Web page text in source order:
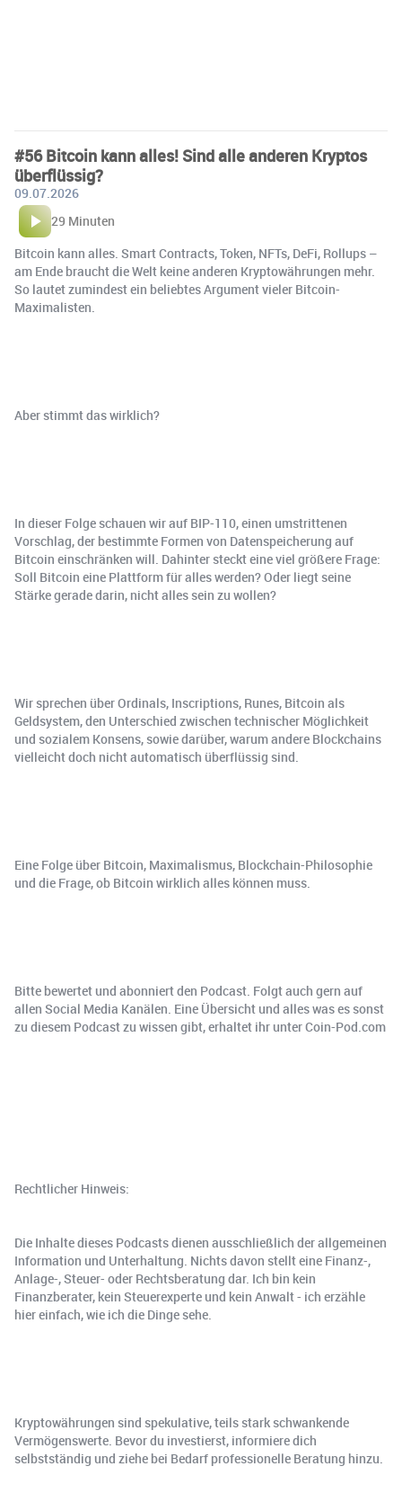
#56 Bitcoin kann alles! Sind alle anderen Kryptos
überflüssig?
09.07.2026
29 Minuten
Bitcoin kann alles. Smart Contracts, Token, NFTs, DeFi, Rollups –
am Ende braucht die Welt keine anderen Kryptowährungen mehr.
So lautet zumindest ein beliebtes Argument vieler Bitcoin-
Maximalisten.
Aber stimmt das wirklich?
In dieser Folge schauen wir auf BIP-110, einen umstrittenen
Vorschlag, der bestimmte Formen von Datenspeicherung auf
Bitcoin einschränken will. Dahinter steckt eine viel größere Frage:
Soll Bitcoin eine Plattform für alles werden? Oder liegt seine
Stärke gerade darin, nicht alles sein zu wollen?
Wir sprechen über Ordinals, Inscriptions, Runes, Bitcoin als
Geldsystem, den Unterschied zwischen technischer Möglichkeit
und sozialem Konsens, sowie darüber, warum andere Blockchains
vielleicht doch nicht automatisch überflüssig sind.
Eine Folge über Bitcoin, Maximalismus, Blockchain-Philosophie
und die Frage, ob Bitcoin wirklich alles können muss.
Bitte bewertet und abonniert den Podcast. Folgt auch gern auf
allen Social Media Kanälen. Eine Übersicht und alles was es sonst
zu diesem Podcast zu wissen gibt, erhaltet ihr unter Coin-Pod.com
Rechtlicher Hinweis:
Die Inhalte dieses Podcasts dienen ausschließlich der allgemeinen
Information und Unterhaltung. Nichts davon stellt eine Finanz-,
Anlage-, Steuer- oder Rechtsberatung dar. Ich bin kein
Finanzberater, kein Steuerexperte und kein Anwalt - ich erzähle
hier einfach, wie ich die Dinge sehe.
Kryptowährungen sind spekulative, teils stark schwankende
Vermögenswerte. Bevor du investierst, informiere dich
selbstständig und ziehe bei Bedarf professionelle Beratung hinzu.